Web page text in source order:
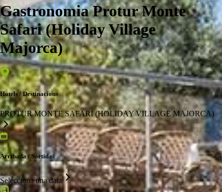
Gastronomia Protur Monte
Safari (Holiday Village
Majorca)
Hotels / Destinacions
PROTUR MONTE SAFARI (HOLIDAY VILLAGE MAJORCA)
Arribada / Sortida
Selecciona una data